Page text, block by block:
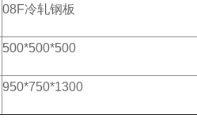
08F冷轧钢板
500*500*500
950*750*1300